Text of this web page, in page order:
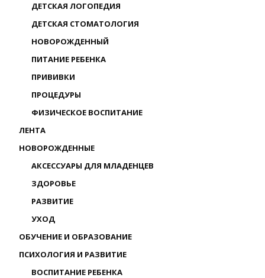
ДЕТСКАЯ ЛОГОПЕДИЯ
ДЕТСКАЯ СТОМАТОЛОГИЯ
НОВОРОЖДЕННЫЙ
ПИТАНИЕ РЕБЕНКА
ПРИВИВКИ
ПРОЦЕДУРЫ
ФИЗИЧЕСКОЕ ВОСПИТАНИЕ
ЛЕНТА
НОВОРОЖДЕННЫЕ
АКСЕССУАРЫ ДЛЯ МЛАДЕНЦЕВ
ЗДОРОВЬЕ
РАЗВИТИЕ
УХОД
ОБУЧЕНИЕ И ОБРАЗОВАНИЕ
ПСИХОЛОГИЯ И РАЗВИТИЕ
ВОСПИТАНИЕ РЕБЕНКА